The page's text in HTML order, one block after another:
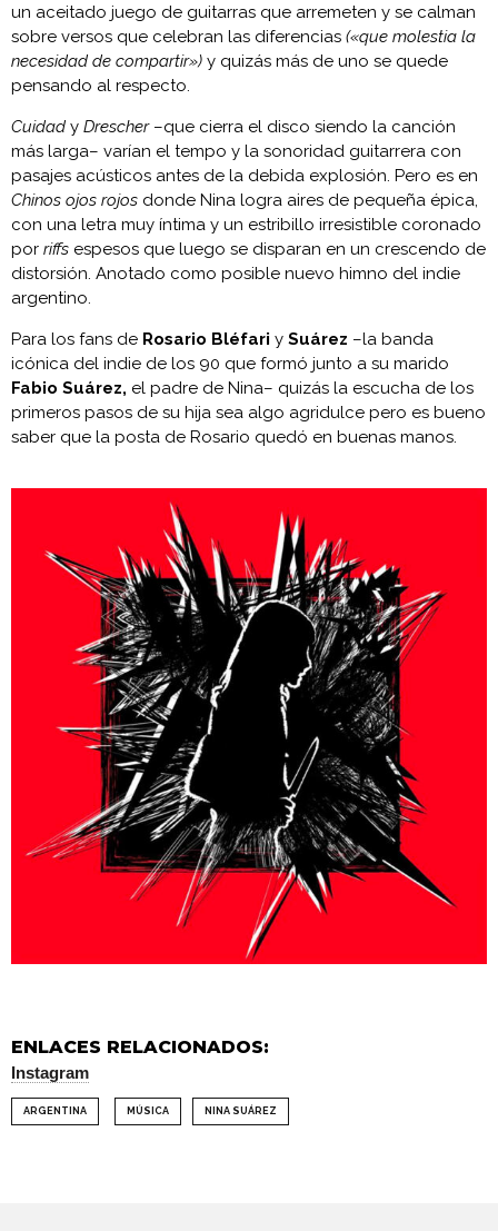
un aceitado juego de guitarras que arremeten y se calman
sobre versos que celebran las diferencias («que molestia la
necesidad de compartir») y quizás más de uno se quede
pensando al respecto.
Cuidad y Drescher–que cierra el disco siendo la canción
más larga– varían el tempo y la sonoridad guitarrera con
pasajes acústicos antes de la debida explosión. Pero es en
Chinos ojos rojos donde Nina logra aires de pequeña épica,
con una letra muy íntima y un estribillo irresistible coronado
por riffs espesos que luego se disparan en un crescendo de
distorsión. Anotado como posible nuevo himno del indie
argentino.
Para los fans de Rosario Bléfari y Suárez –la banda
icónica del indie de los 90 que formó junto a su marido
Fabio Suárez, el padre de Nina– quizás la escucha de los
primeros pasos de su hija sea algo agridulce pero es bueno
saber que la posta de Rosario quedó en buenas manos.
ENLACES RELACIONADOS:
Instagram
ARGENTINA MÚSICA NINA SUÁREZ